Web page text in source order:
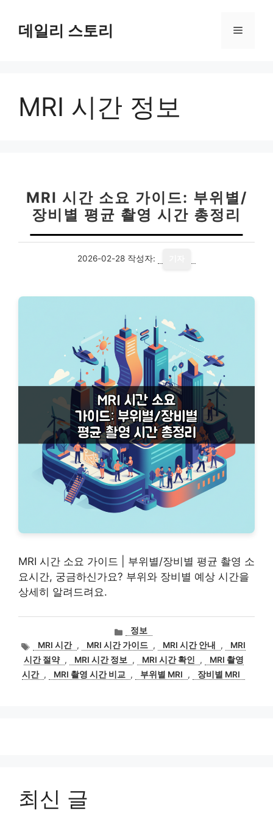
데일리 스토리 메
MRI 시간 정보
MRI 시간 소요 가이드: 부위별/
장비별 평균 촬영 시간 총정리
2026-02-28 작성자:
MRI 시간 소요 가이드 | 부위별/장비별 평균 촬영 소
요시간, 궁금하신가요? 부위와 장비별 예상 시간을
상세히 알려드려요.
카
테
고
리
정보
태
그
MRI 시간 , MRI 시간 가이드 , MRI 시간 안내 ,
MRI
시간 절약 , MRI 시간 정보 , MRI 시간 확인 ,
MRI 촬영
시간 , MRI 촬영 시간 비교 , 부위별 MRI , 장비별 MRI
최신 글